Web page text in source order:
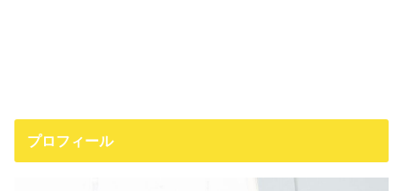
プロフィール